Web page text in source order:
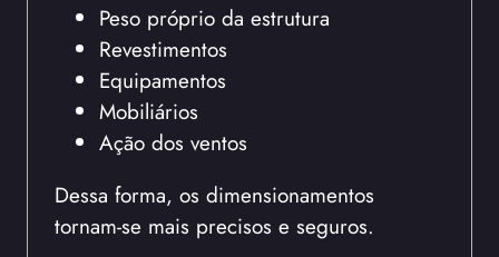
Peso próprio da estrutura
Revestimentos
Equipamentos
Mobiliários
Ação dos ventos
Dessa forma, os dimensionamentos
tornam-se mais precisos e seguros.